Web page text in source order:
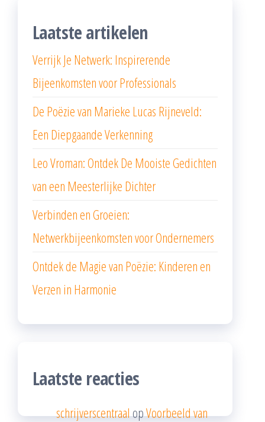
Laatste artikelen
Verrijk Je Netwerk: Inspirerende
Bijeenkomsten voor Professionals
De Poëzie van Marieke Lucas Rijneveld:
Een Diepgaande Verkenning
Leo Vroman: Ontdek De Mooiste Gedichten
van een Meesterlijke Dichter
Verbinden en Groeien:
Netwerkbijeenkomsten voor Ondernemers
Ontdek de Magie van Poëzie: Kinderen en
Verzen in Harmonie
Laatste reacties
schrijverscentraalopVoorbeeld van